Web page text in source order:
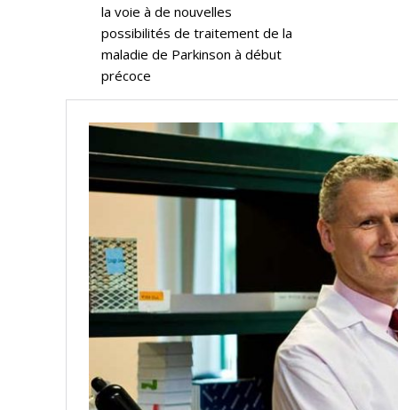
la voie à de nouvelles
possibilités de traitement de la
maladie de Parkinson à début
précoce